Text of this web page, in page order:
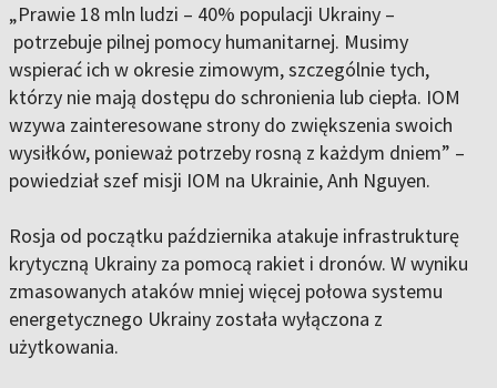
„Prawie 18 mln ludzi – 40% populacji Ukrainy –
potrzebuje pilnej pomocy humanitarnej. Musimy
wspierać ich w okresie zimowym, szczególnie tych,
którzy nie mają dostępu do schronienia lub ciepła. IOM
wzywa zainteresowane strony do zwiększenia swoich
wysiłków, ponieważ potrzeby rosną z każdym dniem” –
powiedział szef misji IOM na Ukrainie, Anh Nguyen.
Rosja od początku października atakuje infrastrukturę
krytyczną Ukrainy za pomocą rakiet i dronów. W wyniku
zmasowanych ataków mniej więcej połowa systemu
energetycznego Ukrainy została wyłączona z
użytkowania.